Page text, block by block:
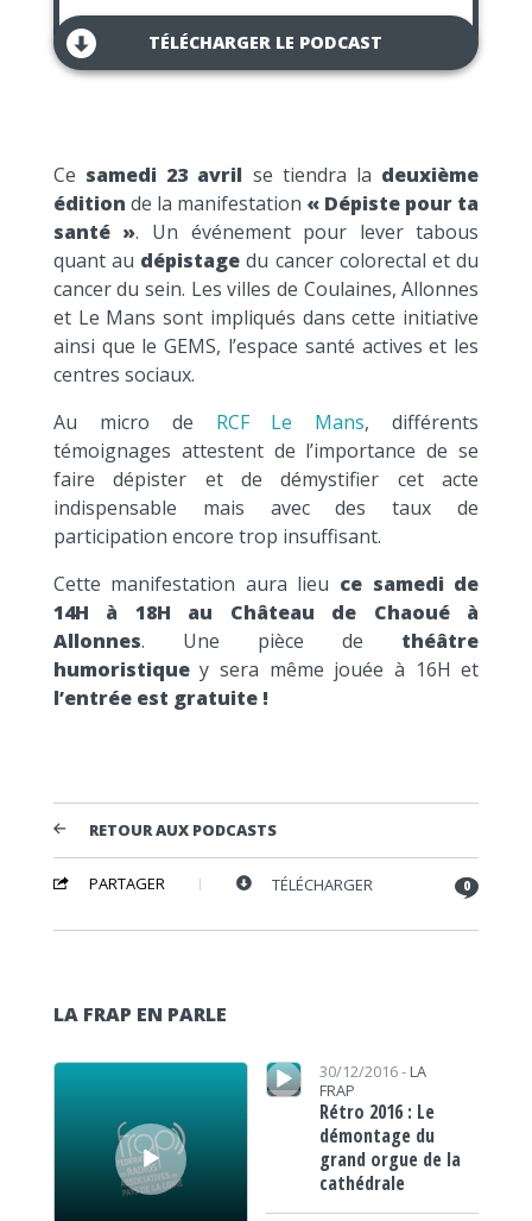
TÉLÉCHARGER LE PODCAST
Ce samedi 23 avril se tiendra la deuxième
édition de la manifestation « Dépiste pour ta
santé ». Un événement pour lever tabous
quant au dépistage du cancer colorectal et du
cancer du sein. Les villes de Coulaines, Allonnes
et Le Mans sont impliqués dans cette initiative
ainsi que le GEMS, l’espace santé actives et les
centres sociaux.
Au micro de RCF Le Mans, différents
témoignages attestent de l’importance de se
faire dépister et de démystifier cet acte
indispensable mais avec des taux de
participation encore trop insuffisant.
Cette manifestation aura lieu ce samedi de
14H à 18H au Château de Chaoué à
Allonnes. Une pièce de théâtre
humoristiquey sera même jouée à 16H et
l’entrée est gratuite !
RETOUR AUX PODCASTS
PARTAGER TÉLÉCHARGER 0
LA FRAP EN PARLE
Lecteur audio
Lecteur audio 30/12/2016 - LA
FRAP
Rétro 2016 : Le
démontage du
grand orgue de la
cathédrale